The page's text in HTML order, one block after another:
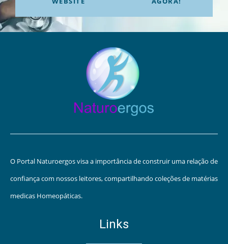
O Portal Naturoergos visa a importância de construir uma relação de
confiança com nossos leitores, compartilhando coleções de matérias
medicas Homeopáticas.
Links